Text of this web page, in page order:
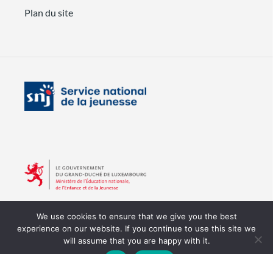
Plan du site
Copyright © 2026 SNJ Tous droits réservés
We use cookies to ensure that we give you the best
experience on our website. If you continue to use this site we
will assume that you are happy with it.